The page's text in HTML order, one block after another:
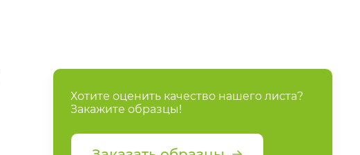
Хотите оценить качество нашего листа?
Закажите образцы!